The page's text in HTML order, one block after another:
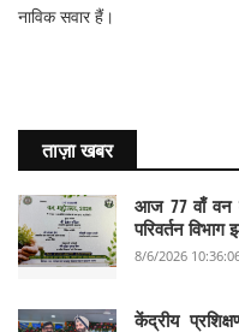
नाविक सवार हैं।
ताज़ा खबर
आज 77 वाँ वन
परिवर्तन
8/6/2026
केंद्रीय